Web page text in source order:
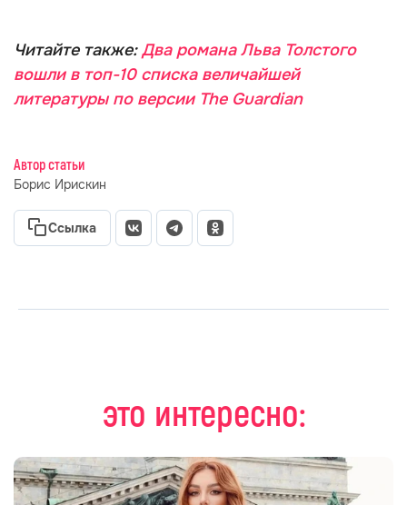
Читайте также:Два романа Льва Толстого
вошли в топ-10 списка величайшей
литературы по версии The Guardian
Автор статьи
Борис Ирискин
Ссылка
это интересно: